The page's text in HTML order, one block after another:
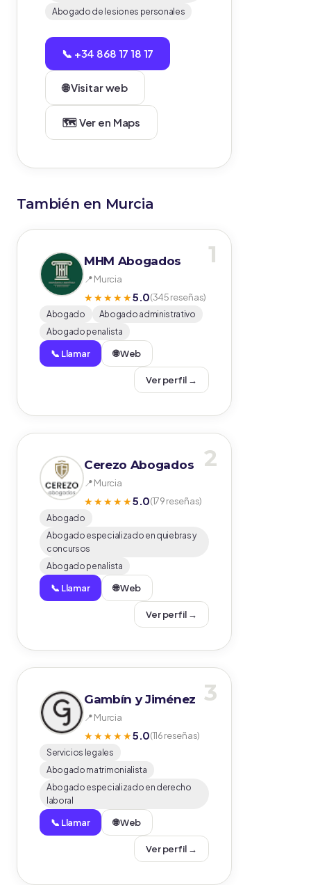
Abogado de lesiones personales
📞 +34 868 17 18 17
🌐 Visitar web
🗺️ Ver en Maps
También en Murcia
1
MHM Abogados
📍 Murcia
★★★★★5.0(345 reseñas)
Abogado
Abogado administrativo
Abogado penalista
📞 Llamar 🌐 Web
Ver perfil →
2
Cerezo Abogados
📍 Murcia
★★★★★5.0(179 reseñas)
Abogado
Abogado especializado en quiebras y
concursos
Abogado penalista
📞 Llamar 🌐 Web
Ver perfil →
3
Gambín y Jiménez
📍 Murcia
★★★★★5.0(116 reseñas)
Servicios legales
Abogado matrimonialista
Abogado especializado en derecho
laboral
📞 Llamar 🌐 Web
Ver perfil →